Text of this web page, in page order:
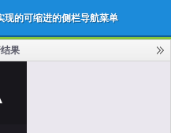
现的可缩进的侧栏导航菜单
加收藏
果
"pie-chart-outline"></ion
text"
flexbox-left"